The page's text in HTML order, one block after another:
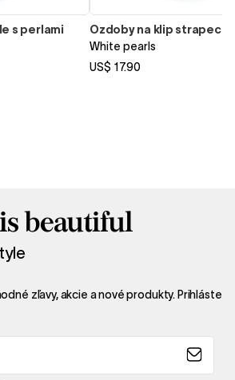
s perlami
Ozdoby na klip strapec
White pearls
US$ 17.90
beautiful
zľavy, akcie a nové produkty. Prihláste